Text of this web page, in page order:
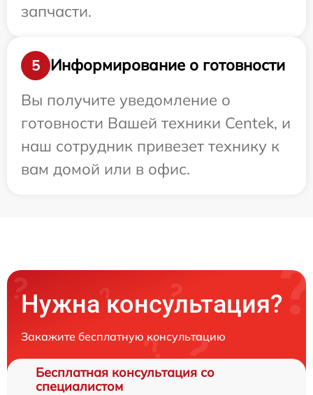
запчасти.
5
Информирование о готовности
Вы получите уведомление о
готовности Вашей техники Centek, и
наш сотрудник привезет технику к
вам домой или в офис.
Нужна консультация?
Закажите бесплатную консультацию
Бесплатная консультация со
специалистом